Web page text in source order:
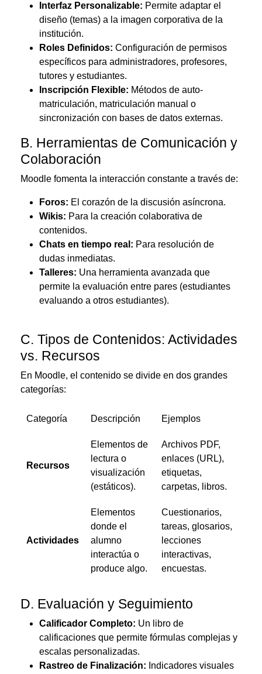
Interfaz Personalizable: Permite adaptar el
diseño (temas) a la imagen corporativa de la
institución.
Roles Definidos: Configuración de permisos
específicos para administradores, profesores,
tutores y estudiantes.
Inscripción Flexible: Métodos de auto-
matriculación, matriculación manual o
sincronización con bases de datos externas.
B. Herramientas de Comunicación y
Colaboración
Moodle fomenta la interacción constante a través de:
Foros: El corazón de la discusión asíncrona.
Wikis: Para la creación colaborativa de
contenidos.
Chats en tiempo real: Para resolución de
dudas inmediatas.
Talleres: Una herramienta avanzada que
permite la evaluación entre pares (estudiantes
evaluando a otros estudiantes).
C. Tipos de Contenidos: Actividades
vs. Recursos
En Moodle, el contenido se divide en dos grandes
categorías:
Categoría Descripción Ejemplos
Recursos
Elementos de
lectura o
visualización
(estáticos).
Archivos PDF,
enlaces (URL),
etiquetas,
carpetas, libros.
Actividades
Elementos
donde el
alumno
interactúa o
produce algo.
Cuestionarios,
tareas, glosarios,
lecciones
interactivas,
encuestas.
D. Evaluación y Seguimiento
Calificador Completo: Un libro de
calificaciones que permite fórmulas complejas y
escalas personalizadas.
Rastreo de Finalización: Indicadores visuales